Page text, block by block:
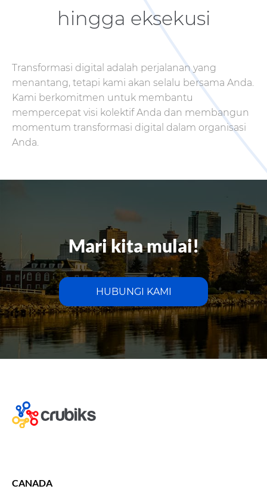
hingga eksekusi
Transformasi digital adalah perjalanan yang
menantang, tetapi kami akan selalu bersama Anda.
Kami berkomitmen untuk membantu
mempercepat visi kolektif Anda dan membangun
momentum transformasi digital dalam organisasi
Anda.
Mari kita mulai!
HUBUNGI KAMI
CANADA